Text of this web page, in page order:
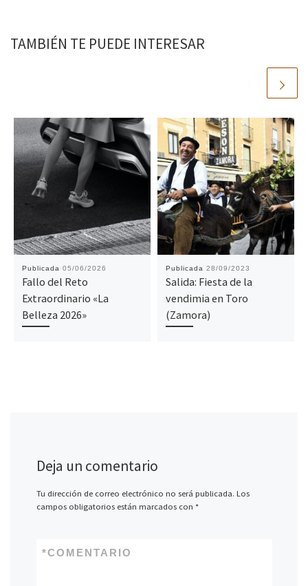
TAMBIÉN TE PUEDE INTERESAR
Publicada 05/06/2026
Fallo del Reto
Extraordinario «La
Belleza 2026»
Publicada 28/09/2023
Salida: Fiesta de la
vendimia en Toro
(Zamora)
Deja un comentario
Tu dirección de correo electrónico no será publicada. Los
campos obligatorios están marcados con *
COMENTARIO
*